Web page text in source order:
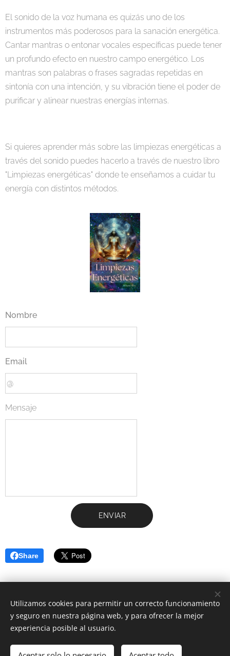
El sonido de la voz humana es quizás uno de los
instrumentos más poderosos para la sanación energética.
Cantar mantras o entonar vocales específicas puede tener
un profundo efecto en nuestro campo energético. Los
mantras son palabras o frases sagradas repetidas en
sintonía con una intención, y su vibración tiene el poder de
purificar y alinear nuestras energías internas.
Si quieres aprender más sobre las limpiezas energéticas a
través del sonido puedes hacerlo a través de nuestro libro
"Limpiezas energéticas" donde te enseñamos a cuidar tu
energía con distintos métodos.
Nombre
Email
Mensaje
ENVIAR
Share
Centro Alba Natura
C/ Nuevo Baztán 14 (posterior)
Utilizamos cookies para permitir un correcto funcionamiento
y seguro en nuestra página web, y para ofrecer la mejor
experiencia posible al usuario.